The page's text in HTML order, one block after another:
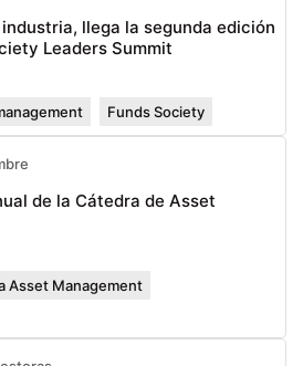
llega la segunda edición
Leaders Summit
Funds Society
de la Cátedra de Asset
Asset Management